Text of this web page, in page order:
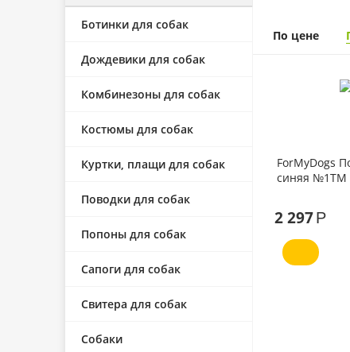
Ботинки для собак
Дождевики для собак
Комбинезоны для собак
Костюмы для собак
Куртки, плащи для собак
Поводки для собак
Попоны для собак
Сапоги для собак
Свитера для собак
Собаки
По цене
ForMyDogs
синяя №1ТМ
2 297Р